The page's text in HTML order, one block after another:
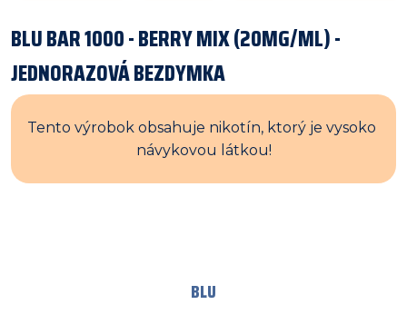
BLU BAR 1000 - BERRY MIX (20MG/ML) -
JEDNORAZOVÁ BEZDYMKA
Tento výrobok obsahuje nikotín, ktorý je vysoko
návykovou látkou!
BLU